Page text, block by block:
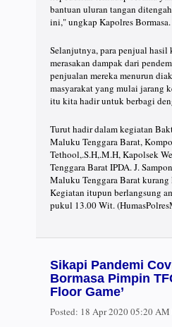
bantuan uluran tangan
ini," ungkap Kapolres Bormasa.
Selanjutnya, para penjual hasil
merasakan dampak dari
penjualan mereka menurun
masyarakat yang mulai jarang
itu kita hadir untuk berbagi
Turut hadir dalam kegiatan
Maluku Tenggara Barat,
Tethool,.S.H,.M.H, Kapolsek
Tenggara Barat IPDA. J.
Maluku Tenggara Barat
Kegiatan itupun berlangsung
pukul 13.00 Wit.
Sikapi Pandemi
Bormasa Pimpin
Floor Game’
Posted: 18 Apr 2020 05:20 AM